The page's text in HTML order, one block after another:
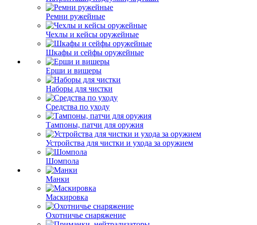
Ремни ружейные
Чехлы и кейсы оружейные
Шкафы и сейфы оружейные
Ерши и вишеры
Наборы для чистки
Средства по уходу
Тампоны, патчи для оружия
Устройства для чистки и ухода за оружием
Шомпола
Манки
Маскировка
Охотничье снаряжение